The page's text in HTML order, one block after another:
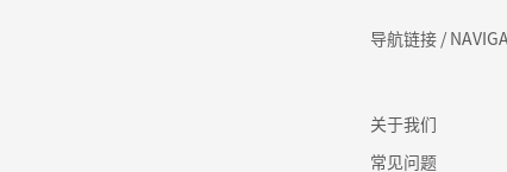
导航链接 /
关于我们
常见问题